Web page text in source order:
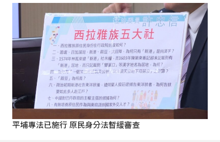
平埔專法已施行 原民身分法暫緩審查